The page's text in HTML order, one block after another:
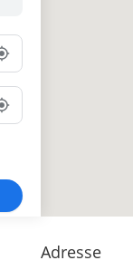
Adresse